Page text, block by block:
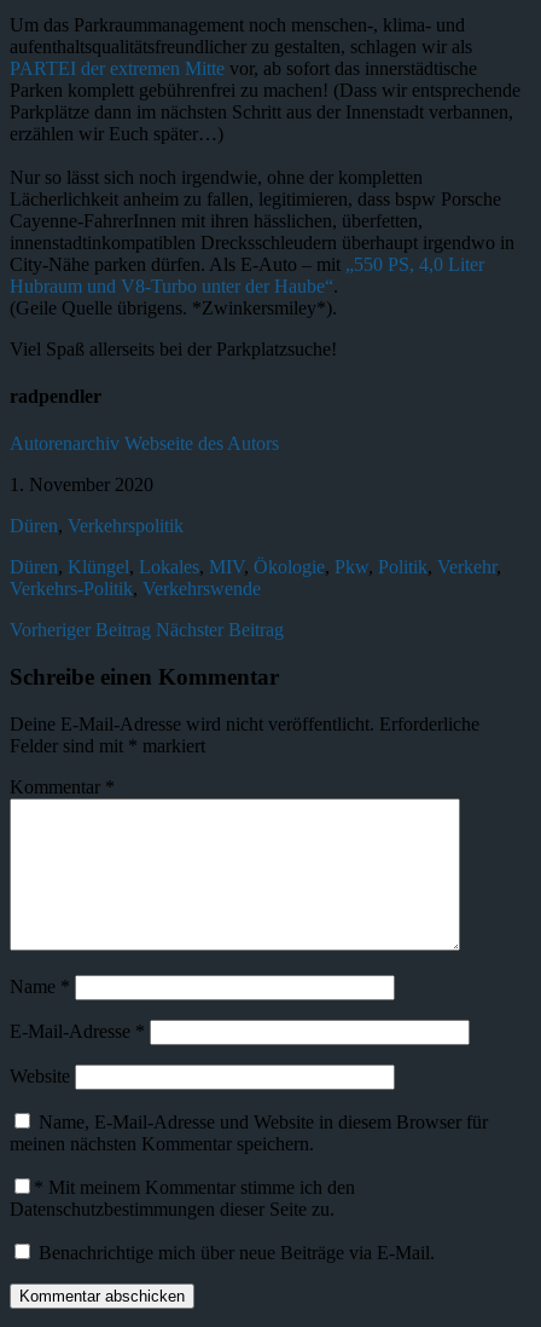
Um das Parkraummanagement noch menschen-, klima- und
aufenthaltsqualitätsfreundlicher zu gestalten, schlagen wir als
PARTEI der extremen Mitte vor, ab sofort das innerstädtische
Parken komplett gebührenfrei zu machen! (Dass wir entsprechende
Parkplätze dann im nächsten Schritt aus der Innenstadt verbannen,
erzählen wir Euch später…)
Nur so lässt sich noch irgendwie, ohne der kompletten
Lächerlichkeit anheim zu fallen, legitimieren, dass bspw Porsche
Cayenne-FahrerInnen mit ihren hässlichen, überfetten,
innenstadtinkompatiblen Drecksschleudern überhaupt irgendwo in
City-Nähe parken dürfen. Als E-Auto – mit „550 PS, 4,0 Liter
Hubraum und V8-Turbo unter der Haube“.
(Geile Quelle übrigens. *Zwinkersmiley*).
Viel Spaß allerseits bei der Parkplatzsuche!
radpendler
Autorenarchiv Webseite des Autors
1. November 2020
Düren, Verkehrspolitik
Düren, Klüngel, Lokales, MIV, Ökologie, Pkw, Politik, Verkehr,
Verkehrs-Politik, Verkehrswende
Vorheriger Beitrag Nächster Beitrag
Schreibe einen Kommentar
Deine E-Mail-Adresse wird nicht veröffentlicht. Erforderliche
Felder sind mit * markiert
Kommentar *
Name *
E-Mail-Adresse *
Website
Name, E-Mail-Adresse und Website in diesem Browser für
meinen nächsten Kommentar speichern.
* Mit meinem Kommentar stimme ich den
Datenschutzbestimmungen dieser Seite zu.
Benachrichtige mich über neue Beiträge via E-Mail.